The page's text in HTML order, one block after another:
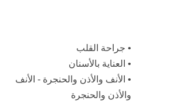
• جراحة القلب
• العناية بالأسنان
• الأنف والأذن والحنجرة - الأنف
والأذن والحنجرة